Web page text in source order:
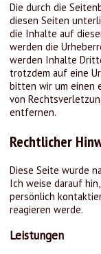
Die durch die
diesen Seiten
die Inhalte auf
werden die
werden Inhalte
trotzdem auf eine
bitten wir um einen
von
entfernen.
Rechtlicher
Diese Seite wurde
Ich weise darauf
persönlich
reagieren werde.
Leistungen